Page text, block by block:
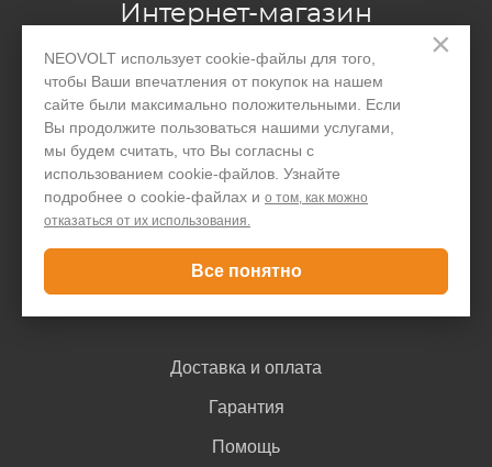
×
NEOVOLT использует cookie-файлы для того,
чтобы Ваши впечатления от покупок на нашем
сайте были максимально положительными. Если
Вы продолжите пользоваться нашими услугами,
мы будем считать, что Вы согласны с
использованием cookie-файлов. Узнайте
подробнее о cookie-файлах и о том, как можно
отказаться от их использования.
Все понятно
Интернет-магазин
Производство
Акции и скидки
Блог
Покупателю
Доставка и оплата
Гарантия
Помощь